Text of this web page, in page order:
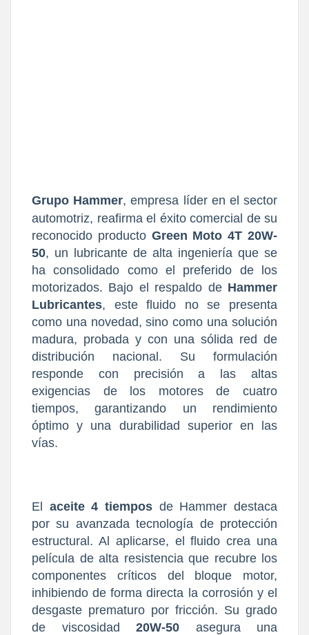
Grupo Hammer, empresa líder en el sector
automotriz, reafirma el éxito comercial de su
reconocido producto Green Moto 4T 20W-
50, un lubricante de alta ingeniería que se
ha consolidado como el preferido de los
motorizados. Bajo el respaldo de Hammer
Lubricantes, este fluido no se presenta
como una novedad, sino como una solución
madura, probada y con una sólida red de
distribución nacional. Su formulación
responde con precisión a las altas
exigencias de los motores de cuatro
tiempos, garantizando un rendimiento
óptimo y una durabilidad superior en las
vías.
El aceite 4 tiempos de Hammer destaca
por su avanzada tecnología de protección
estructural. Al aplicarse, el fluido crea una
película de alta resistencia que recubre los
componentes críticos del bloque motor,
inhibiendo de forma directa la corrosión y el
desgaste prematuro por fricción. Su grado
de viscosidad 20W-50 asegura una